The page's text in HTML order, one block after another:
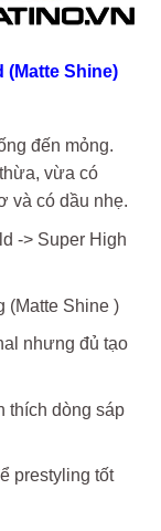
(Matte Shine)
đến mỏng.
vừa có
và có dầu nhẹ.
-> Super High
(Matte Shine )
nhưng đủ tạo
thích dòng sáp
prestyling tốt